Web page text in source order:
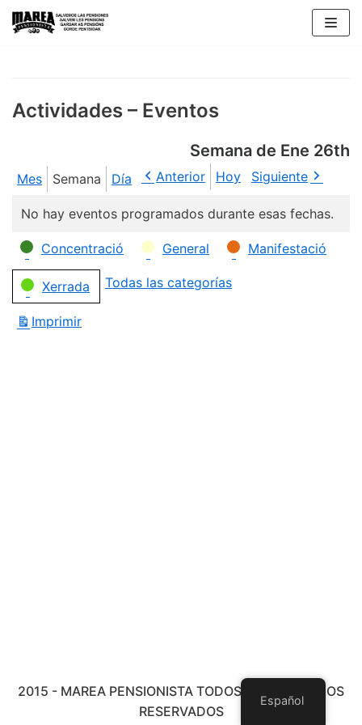
Saltar
Actividades – Eventos
Semana de Ene 26th
Mes Semana Día Anterior Hoy Siguiente
No hay eventos programados durante esas fechas.
Categorías
Concentració General Manifestació
Xerrada Todas las categorías
Imprimir
2015 - MAREA PENSIONISTA TODOS LOS DERECHOS
RESERVADOS
Español